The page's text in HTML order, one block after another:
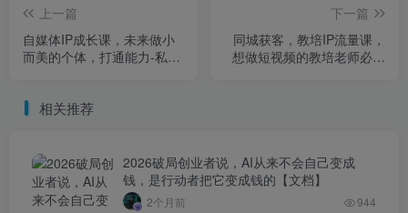
上一篇
自媒体IP成长课，未来做小
而美的个体，打通能力-私
下一篇
同城获客，教培IP流量课，
想做短视频的教培老师必听
相关推荐
2026破局创业者说，AI从来不会自己变成
钱，是行动者把它变成钱的【文档】
2个月前 944